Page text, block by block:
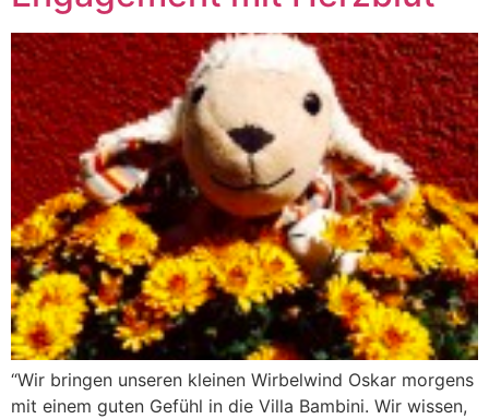
“Wir bringen unseren kleinen Wirbelwind Oskar morgens
mit einem guten Gefühl in die Villa Bambini. Wir wissen,